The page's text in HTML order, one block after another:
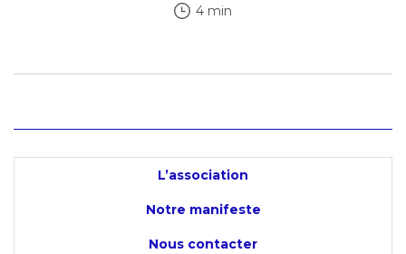
4 min
L’association
Notre manifeste
Nous contacter